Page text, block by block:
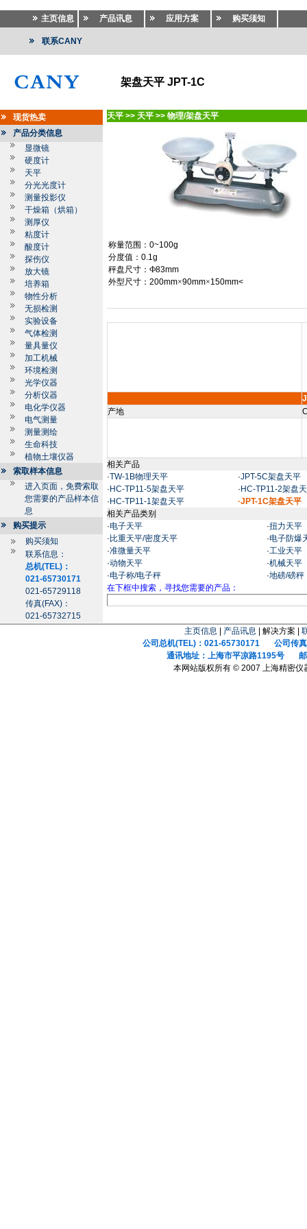
主页信息 产品讯息 应用方案 购买须知
联系CANY
架盘天平 JPT-1C
现货热卖
产品分类信息
显微镜
硬度计
天平
分光光度计
测量投影仪
干燥箱（烘箱）
测厚仪
粘度计
酸度计
探伤仪
放大镜
培养箱
物性分析
无损检测
实验设备
气体检测
量具量仪
加工机械
环境检测
光学仪器
分析仪器
电化学仪器
电气测量
测量测绘
生命科技
植物土壤仪器
索取样本信息
进入页面，免费索取
您需要的产品样本信
息
购买提示
购买须知
联系信息：
总机(TEL)：
021-65730171
021-65729118
传真(FAX)：
021-65732715
天平 >> 天平 >> 物理/架盘天平
称量范围： 0~100g
分度值： 0.1g
秤盘尺寸： Ф83mm
外型尺寸： 200mm×90mm×150mm<
产地
相关产品
·TW-1B物理天平 ·JPT-5C架盘天平
· HC-TP11-5架盘天平 · HC-TP11-2架盘
· HC-TP11-1架盘天平
·JPT-1C架盘天平
相关产品类别
·电子天平 ·扭力天平
· 比重天平/密度天平 ·电子防爆
·准微量天平 ·工业天平
·动物天平 ·机械天平
·电子称/电子秤 ·地磅/磅秤
在下框中搜索，寻找您需要的产品：
主页信息 产品讯息 | 解决方案 |
公司总机(TEL)：021-65730171 公司传真
通讯地址：上海市平凉路1195号 邮
本网站版权所有 © 2007 上海精密仪